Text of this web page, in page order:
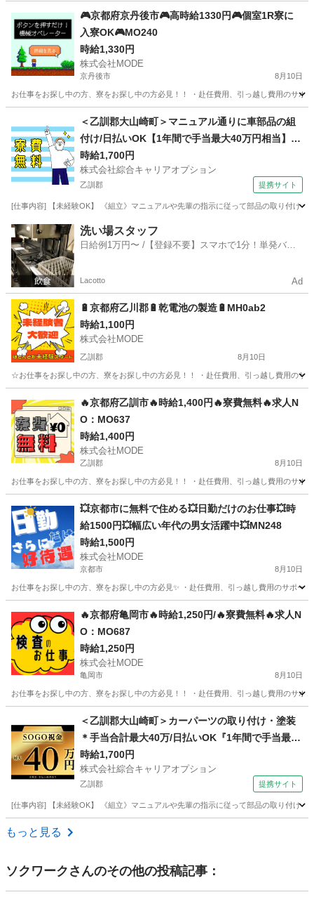
軽作業 時給
🎮京都府京丹後市🎮高時給1330円🎮個室1R寮に
入寮OK🎮MO240
時給1,330円
株式会社MODE
京丹後市 8月10日
お仕事をお探し中の方、寮をお探し中の方必見！！ ・赴任費用、引っ越し費用のサ
工場 時給
＜乙訓郡大山崎町＞マニュアル通りに車部品の組
付け/日払いOK【1年間で手当最大40万円相当】家
電付き1R寮費0円！最短即日入社決定！
時給1,700円
株式会社綜合キャリアオプション
乙訓郡 提携サイト
[仕事内容] 【未経験OK】 《組立》マニュアルや先輩の指示に従って部品の取り付け
京都 乙訓郡 工場
洗い場スタッフ
日給例1万円〜 /【登録不要】スマホで1分！単発バイ
Lacotto Ad
🔋京都府乙川郡🔋乾電池の製造🔋MH0ab2
時給1,100円
株式会社MODE
乙訓郡 8月10日
☆お仕事をお探し中の方、寮をお探し中の方必見！！ ・赴任費用、引っ越し費用のサ
軽作業 健保
🔥京都府乙訓市🔥時給1,400円🔥寮費無料🔥求人N
O：MO637
時給1,400円
株式会社MODE
乙訓郡 8月10日
お仕事をお探し中の方、寮をお探し中の方必見！！ ・赴任費用、引っ越し費用のサ
軽作業 時給
💥京都市に無料で住める💥日勤だけのお仕事💥時
給1500円💥幅広い年代の男女活躍中💥MN248
時給1,500円
株式会社MODE
京都市 8月10日
お仕事をお探し中の方、寮をお探し中の方必見✨ ・赴任費用、引っ越し費用のサポ
軽作業 時給
🔥京都府亀岡市🔥時給1,250円/🔥寮費無料🔥求人N
O：MO687
時給1,250円
株式会社MODE
亀岡市 8月10日
お仕事をお探し中の方、寮をお探し中の方必見！！ ・赴任費用、引っ越し費用のサ
軽作業 時給
＜乙訓郡大山崎町＞カーパーツの取り付け・塗装
＊手当合計最大40万/日払いOK『1年間で手当最大
40万円相当』1R寮×寮費0円！無料送迎！最短即日
入社決定！
時給1,700円
株式会社綜合キャリアオプション
乙訓郡 提携サイト
[仕事内容] 【未経験OK】 《組立》マニュアルや先輩の指示に従って部品の取り付け
京都 乙訓郡
もっと見る
ソクワーク さんのその他の投稿記事：